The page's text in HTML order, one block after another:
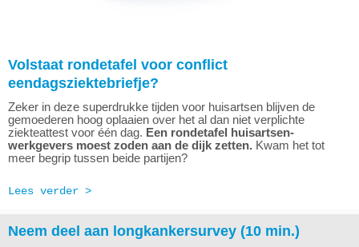
Volstaat rondetafel voor conflict
eendagsziektebriefje?
Zeker in deze superdrukke tijden voor huisartsen blijven de
gemoederen hoog oplaaien over het al dan niet verplichte
ziekteattest voor één dag. Een rondetafel huisartsen-
werkgevers moest zoden aan de dijk zetten. Kwam het tot
meer begrip tussen beide partijen?
Lees verder >
Neem deel aan longkankersurvey (10 min.)